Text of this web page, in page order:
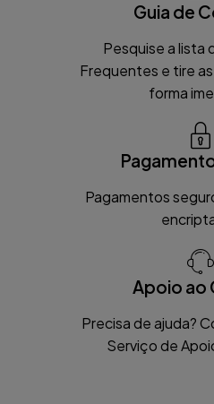
Guia de
Pesquise a lista
Frequentes e tire
forma
Pagamentos
Apoio ao
Precisa de ajuda?
Serviço de